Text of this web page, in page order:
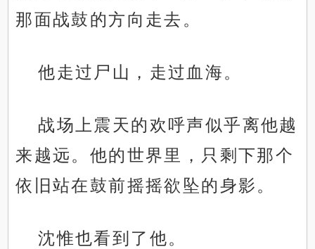
那面战鼓的方向走去。
他走过尸山，走过血海。
战场上震天的欢呼声似乎离他越
来越远。他的世界里，只剩下那个
依旧站在鼓前摇摇欲坠的身影。
沈惟也看到了他。